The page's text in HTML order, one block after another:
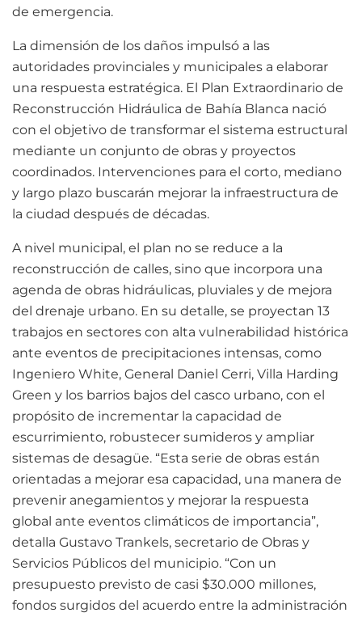
de emergencia.
La dimensión de los daños impulsó a las
autoridades provinciales y municipales a elaborar
una respuesta estratégica. El Plan Extraordinario de
Reconstrucción Hidráulica de Bahía Blanca nació
con el objetivo de transformar el sistema estructural
mediante un conjunto de obras y proyectos
coordinados. Intervenciones para el corto, mediano
y largo plazo buscarán mejorar la infraestructura de
la ciudad después de décadas.
A nivel municipal, el plan no se reduce a la
reconstrucción de calles, sino que incorpora una
agenda de obras hidráulicas, pluviales y de mejora
del drenaje urbano. En su detalle, se proyectan 13
trabajos en sectores con alta vulnerabilidad histórica
ante eventos de precipitaciones intensas, como
Ingeniero White, General Daniel Cerri, Villa Harding
Green y los barrios bajos del casco urbano, con el
propósito de incrementar la capacidad de
escurrimiento, robustecer sumideros y ampliar
sistemas de desagüe. “Esta serie de obras están
orientadas a mejorar esa capacidad, una manera de
prevenir anegamientos y mejorar la respuesta
global ante eventos climáticos de importancia”,
detalla Gustavo Trankels, secretario de Obras y
Servicios Públicos del municipio. “Con un
presupuesto previsto de casi $30.000 millones,
fondos surgidos del acuerdo entre la administración